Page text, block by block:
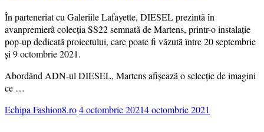
În parteneriat cu Galeriile Lafayette, DIESEL prezintã în
avanpremierã colecţia SS22 semnatã de Martens, printr-o instalaţie
pop-up dedicatã proiectului, care poate fi vãzutã între 20 septembrie
şi 9 octombrie 2021.
Abordând ADN-ul DIESEL, Martens afişeazã o selecţie de imagini
ce …
Echipa Fashion8.ro4 octombrie 20214 octombrie 2021